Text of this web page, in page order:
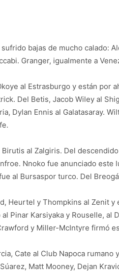
sufrido bajas de mucho calado:
Granger, igualmente a
al Estrasburgo y están por
Del Betis, Jacob Wiley al
Dylan Ennis al Galatasaray.
Birutis al Zalgiris. Del
Nnoko fue anunciado este
al Bursaspor turco. Del
Heurtel y Thompkins al Zenit
Pinar Karsiyaka y Rouselle,
y Miller-McIntyre firmó
Cate al Club Napoca
Matt Mooney, Dejan